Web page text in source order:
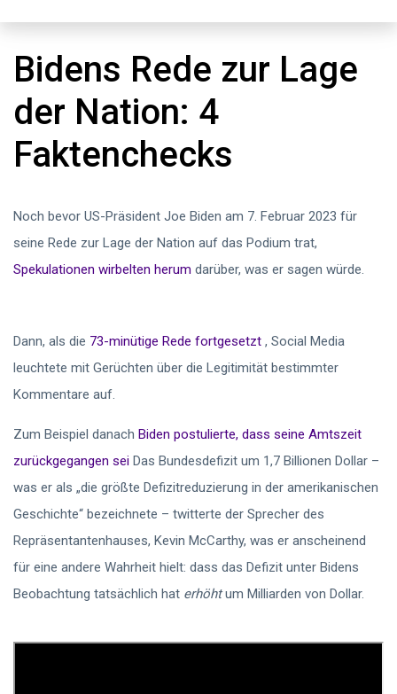
Bidens Rede zur Lage
der Nation: 4
Faktenchecks
Noch bevor US-Präsident Joe Biden am 7. Februar 2023 für
seine Rede zur Lage der Nation auf das Podium trat,
Spekulationen wirbelten herum darüber, was er sagen würde.
Dann, als die 73-minütige Rede fortgesetzt , Social Media
leuchtete mit Gerüchten über die Legitimität bestimmter
Kommentare auf.
Zum Beispiel danach Biden postulierte, dass seine Amtszeit
zurückgegangen sei Das Bundesdefizit um 1,7 Billionen Dollar –
was er als „die größte Defizitreduzierung in der amerikanischen
Geschichte“ bezeichnete – twitterte der Sprecher des
Repräsentantenhauses, Kevin McCarthy, was er anscheinend
für eine andere Wahrheit hielt: dass das Defizit unter Bidens
Beobachtung tatsächlich hat erhöhtum Milliarden von Dollar.